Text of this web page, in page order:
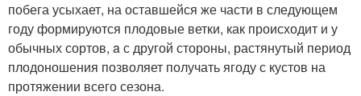
побега усыхает, на оставшейся же части в следующем
году формируются плодовые ветки, как происходит и у
обычных сортов, a с другой стороны, растянутый период
плодоношения позволяет получать ягоду с кустов на
протяжении всего сезона.